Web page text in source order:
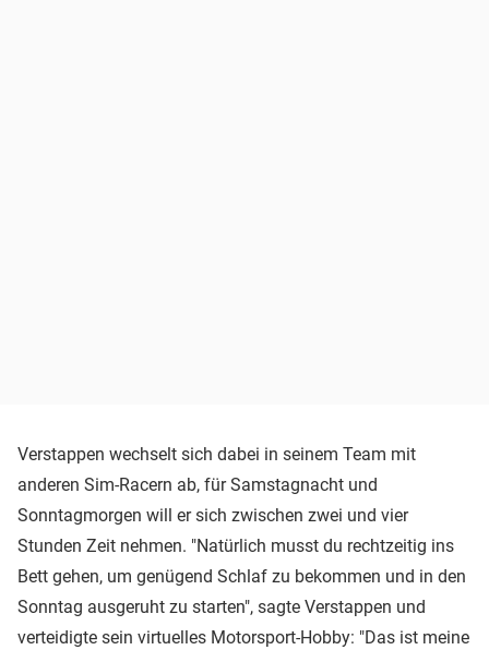
Verstappen wechselt sich dabei in seinem Team mit
anderen Sim-Racern ab, für Samstagnacht und
Sonntagmorgen will er sich zwischen zwei und vier
Stunden Zeit nehmen. "Natürlich musst du rechtzeitig ins
Bett gehen, um genügend Schlaf zu bekommen und in den
Sonntag ausgeruht zu starten", sagte Verstappen und
verteidigte sein virtuelles Motorsport-Hobby: "Das ist meine